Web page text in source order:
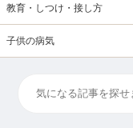
教育・しつけ・接し方
子供の病気